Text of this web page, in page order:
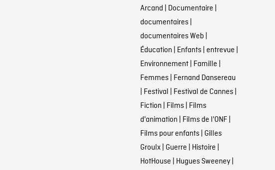
Arcand | Documentaire |
documentaires|
documentaires Web |
Éducation | Enfants| entrevue |
Environnement| Famille |
Femmes| Fernand Dansereau
| Festival | Festival de Cannes|
Fiction | Films| Films
d'animation | Films de l'ONF|
Films pour enfants| Gilles
Groulx| Guerre | Histoire |
HotHouse | Hugues Sweeney|